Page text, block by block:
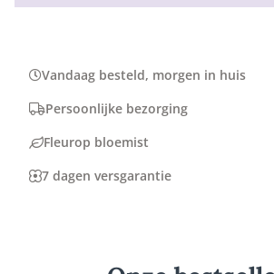
Vandaag besteld, morgen in huis
Persoonlijke bezorging
Fleurop bloemist
7 dagen versgarantie